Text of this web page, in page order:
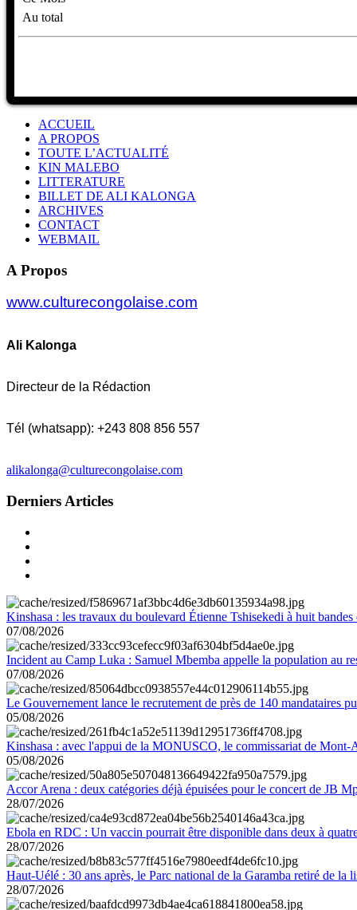
Au total
ACCUEIL
A PROPOS
TOUTE L’ACTUALITÉ
KIN MALEBO
LITTERATURE
BILLET DE ALI KALONGA
ARCHIVES
CONTACT
WEBMAIL
A Propos
www.culturecongolaise.com
Ali Kalonga
Directeur de la Rédaction
Tél (whatsapp): +243 808 856 557
alikalonga@culturecongolaise.com
Derniers Articles
Kinshasa : les travaux du boulevard Étienne Tshisekedi à huit
07/08/2026
Incident au Camp Luka : Samuel Mbemba appelle la population au
07/08/2026
Le Gouvernement lance le recrutement de près de 140 mandataires
05/08/2026
Kinshasa : avec l'appui de la MONUSCO, le commissariat de Mont-
05/08/2026
Accor Arena : deux catégories déjà épuisées pour le concert de JB
28/07/2026
Ebola en RDC : Un vaccin pourrait être disponible dans deux à
28/07/2026
Haut-Uélé : 30 ans après, le Parc national de la Garamba retiré de la
28/07/2026